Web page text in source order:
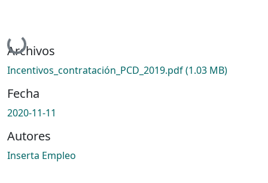
Cargando...
Archivos
Incentivos_contratación_PCD_2019.pdf(1.03 MB)
Fecha
2020-11-11
Autores
Inserta Empleo